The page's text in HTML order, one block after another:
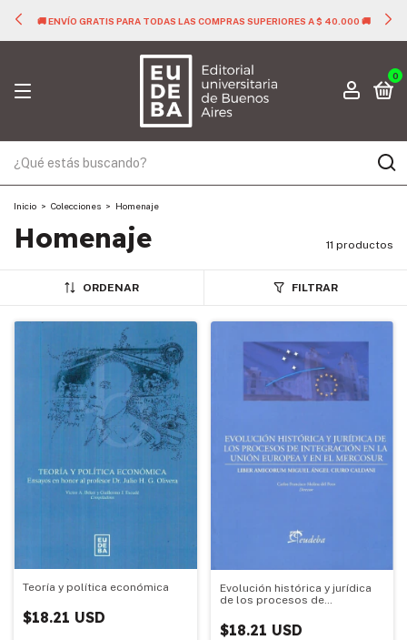
🚚 ENVÍO GRATIS PARA TODAS LAS COMPRAS SUPERIORES A $ 40.000 🚚
0
Inicio > Colecciones > Homenaje
Homenaje 11 productos
ORDENAR FILTRAR
Teoría y política económica
$18.21 USD
Evolución histórica y jurídica
de los procesos de
Europea y el Mercosur
$18.21 USD